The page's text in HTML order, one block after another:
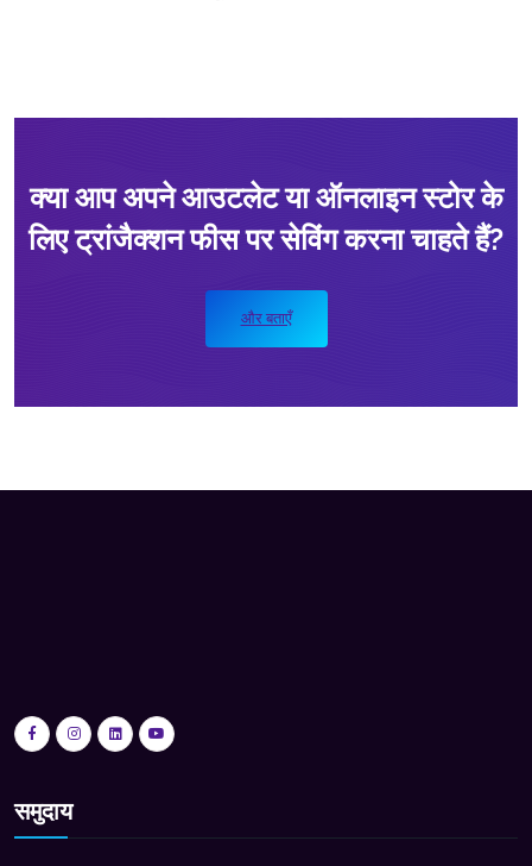
क्या आप अपने आउटलेट या ऑनलाइन स्टोर के
लिए ट्रांजैक्शन फीस पर सेविंग करना चाहते हैं?
और बताएँ
समुदाय